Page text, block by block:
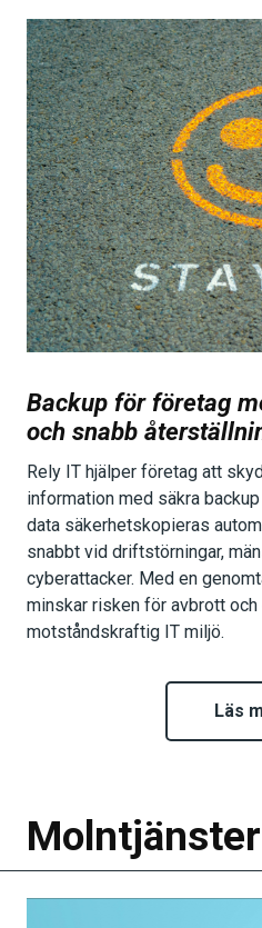
Backup för företag
och snabb
Rely IT hjälper företag att
information med säkra
data säkerhetskopieras
snabbt vid driftstörningar,
cyberattacker. Med en
minskar risken för avbrott
motståndskraftig IT miljö.
Läs
Molntjänster